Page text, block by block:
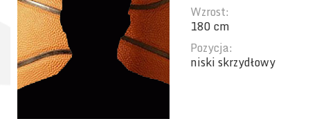
Wzrost:
180 cm
Pozycja:
niski skrzydłowy